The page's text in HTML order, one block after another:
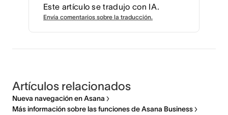
Este artículo se tradujo con IA.
Envía comentarios sobre la traducción.
Artículos relacionados
Nueva navegación en Asana
Más información sobre las funciones de Asana Business